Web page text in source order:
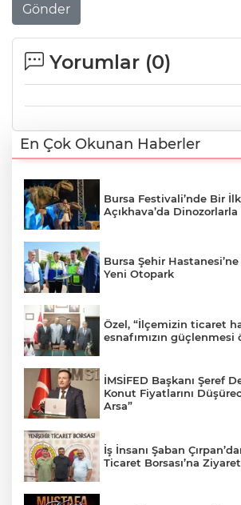
Gönder
Yorumlar (0)
En Çok Okunan Haberler
Bursa Festivali’nde Bir
Açıkhava’da
Bursa Şehir Hastanesi’ne
Yeni Otopark
Özel, “İlçemizin ticaret
esnafımızın
İMSİFED Başkanı Şeref
Konut Fiyatlarını
Arsa”
İş İnsanı Şaban
Ticaret Borsası’na Ziyaret